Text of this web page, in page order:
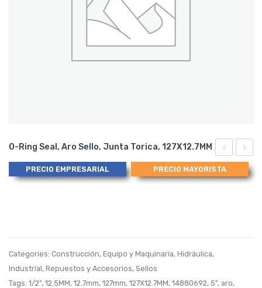
Abatible,
Balde
Menegotti
Ring
Seal,
O-Ring Seal, Aro Sello, Junta Torica, 127X12.7MM
PRECIO EMPRESARIAL PRECIO MAYORISTA
Categories: Construcción, Equipo y Maquinaria, Hidráulica,
Industrial, Repuestos y Accesorios, Sellos
Tags: 1/2", 12.5MM, 12.7mm, 127mm, 127X12.7MM, 14880692, 5", aro,